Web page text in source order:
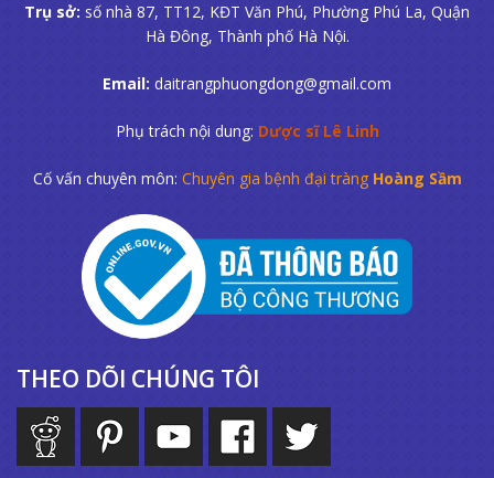
Trụ sở: số nhà 87, TT12, KĐT Văn Phú, Phường Phú La, Quận
Hà Đông, Thành phố Hà Nội.
Email: daitrangphuongdong@gmail.com
Phụ trách nội dung: Dược sĩ Lê Linh
Cố vấn chuyên môn: Chuyên gia bệnh đại tràng Hoàng Sầm
THEO DÕI CHÚNG TÔI